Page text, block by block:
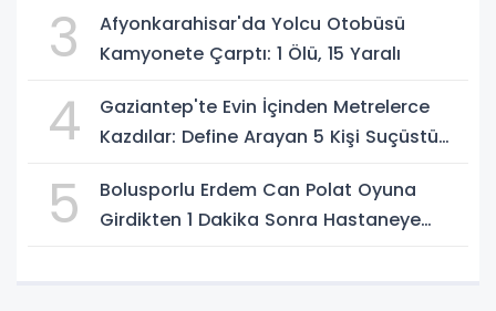
3
Afyonkarahisar'da Yolcu Otobüsü
Kamyonete Çarptı: 1 Ölü, 15 Yaralı
4
Gaziantep'te Evin İçinden Metrelerce
Kazdılar: Define Arayan 5 Kişi Suçüstü
5
Bolusporlu Erdem Can Polat Oyuna
Girdikten 1 Dakika Sonra Hastaneye